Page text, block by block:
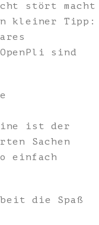
stört macht
kleiner Tipp:
sind
ist der
Sachen
einfach
die Spaß